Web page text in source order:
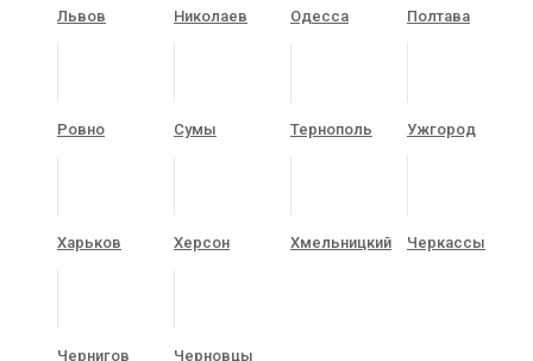
Львов Николаев Одесса Полтава
Ровно Сумы Тернополь Ужгород
Харьков Херсон Хмельницкий Черкассы
Чернигов Черновцы